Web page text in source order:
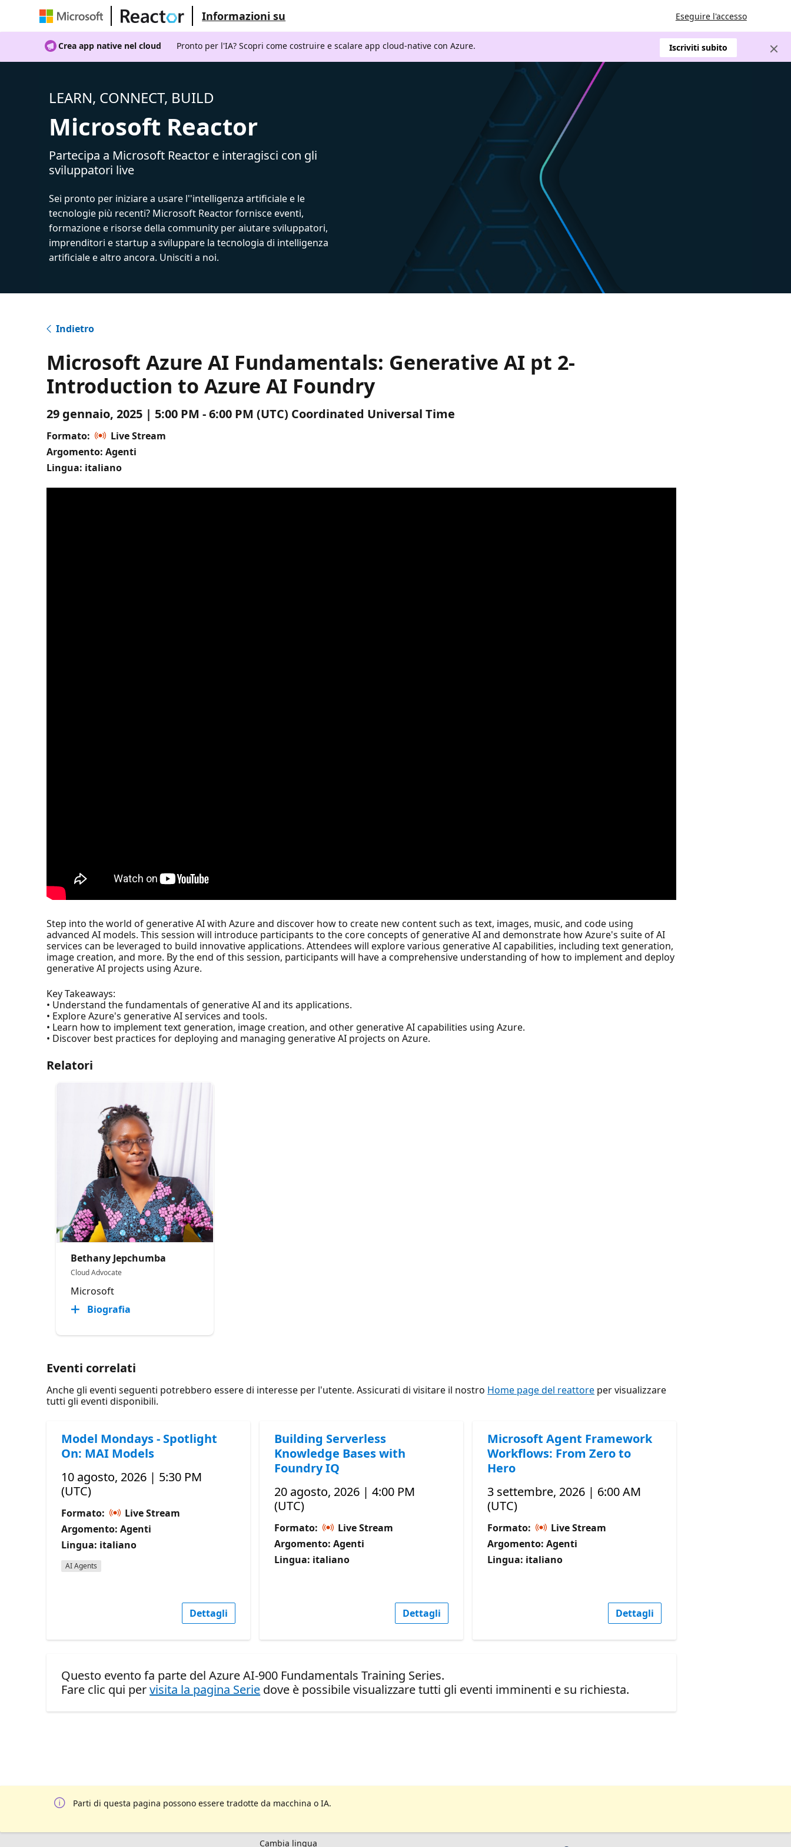
Informazioni su Eseguire l'accesso
Crea app native nel cloud Pronto per l'IA? Scopri come costruire e scalare app cloud-native con Azure. Iscriviti subito
LEARN, CONNECT, BUILD
Microsoft Reactor
Partecipa a Microsoft Reactor e interagisci con gli
sviluppatori live
Sei pronto per iniziare a usare l''intelligenza artificiale e le
tecnologie più recenti? Microsoft Reactor fornisce eventi,
formazione e risorse della community per aiutare sviluppatori,
imprenditori e startup a sviluppare la tecnologia di intelligenza
artificiale e altro ancora. Unisciti a noi.
Indietro
Microsoft Azure AI Fundamentals: Generative AI pt 2-
Introduction to Azure AI Foundry
29 gennaio, 2025 | 5:00 PM - 6:00 PM (UTC) Coordinated Universal Time
Formato:
Live Stream
Argomento: Agenti
Lingua: italiano
Step into the world of generative AI with Azure and discover how to create new content such as text, images, music, and code using
advanced AI models. This session will introduce participants to the core concepts of generative AI and demonstrate how Azure's suite of AI
services can be leveraged to build innovative applications. Attendees will explore various generative AI capabilities, including text generation,
image creation, and more. By the end of this session, participants will have a comprehensive understanding of how to implement and deploy
generative AI projects using Azure.
Key Takeaways:
• Understand the fundamentals of generative AI and its applications.
• Explore Azure's generative AI services and tools.
• Learn how to implement text generation, image creation, and other generative AI capabilities using Azure.
• Discover best practices for deploying and managing generative AI projects on Azure.
Relatori
Bethany Jepchumba
Cloud Advocate
Microsoft
Biografia
Eventi correlati
Anche gli eventi seguenti potrebbero essere di interesse per l'utente. Assicurati di visitare il nostro Home page del reattore per visualizzare
tutti gli eventi disponibili.
Model Mondays - Spotlight
On: MAI Models
10 agosto, 2026 | 5:30 PM
(UTC)
Formato:
Live Stream
Argomento: Agenti
Lingua: italiano
AI Agents
Dettagli
Building Serverless
Knowledge Bases with
Foundry IQ
20 agosto, 2026 | 4:00 PM
(UTC)
Formato:
Live Stream
Argomento: Agenti
Lingua: italiano
Dettagli
Microsoft Agent Framework
Workflows: From Zero to
Hero
3 settembre, 2026 | 6:00 AM
(UTC)
Formato:
Live Stream
Argomento: Agenti
Lingua: italiano
Dettagli
Questo evento fa parte del Azure AI-900 Fundamentals Training Series.
Fare clic qui pervisita la pagina Serie dove è possibile visualizzare tutti gli eventi imminenti e su richiesta.
Parti di questa pagina possono essere tradotte da macchina o IA.
Cambia lingua